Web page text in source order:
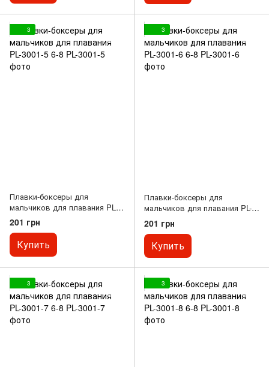
3
Плавки-боксеры для
мальчиков для плавания PL-
3001-5 6-8
201 грн
Купить
3
Плавки-боксеры для
мальчиков для плавания PL-
3001-6 6-8
201 грн
Купить
3 3